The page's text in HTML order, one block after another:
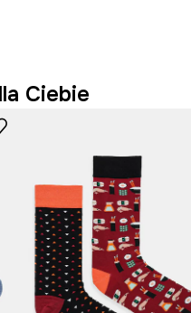
dotąd oblicza stylu.
produktów z kolekcji są
o legendach – bo moda
krainą pełną złota i bogactw –
Ciebie